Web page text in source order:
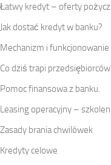
Łatwy kredyt – oferty
Jak dostać kredyt w banku?
Mechanizm i
Co dziś trapi
Pomoc finansowa z banku.
Leasing operacyjny –
Zasady brania chwilówek
Kredyty celowe